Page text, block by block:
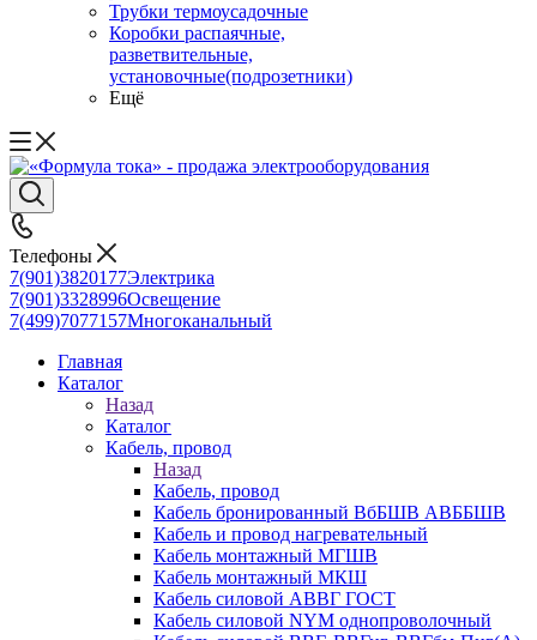
Трубки термоусадочные
Коробки распаячные,
разветвительные,
установочные(подрозетники)
Ещё
Телефоны
7(901)3820177Электрика
7(901)3328996Освещение
7(499)7077157Многоканальный
Главная
Каталог
Назад
Каталог
Кабель, провод
Назад
Кабель, провод
Кабель бронированный ВбБШВ АВББШВ
Кабель и провод нагревательный
Кабель монтажный МГШВ
Кабель монтажный МКШ
Кабель силовой АВВГ ГОСТ
Кабель силовой NYM однопроволочный